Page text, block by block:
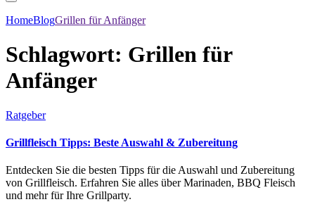
HomeBlogGrillen für Anfänger
Schlagwort: Grillen für
Anfänger
Ratgeber
Grillfleisch Tipps: Beste Auswahl & Zubereitung
Entdecken Sie die besten Tipps für die Auswahl und Zubereitung
von Grillfleisch. Erfahren Sie alles über Marinaden, BBQ Fleisch
und mehr für Ihre Grillparty.